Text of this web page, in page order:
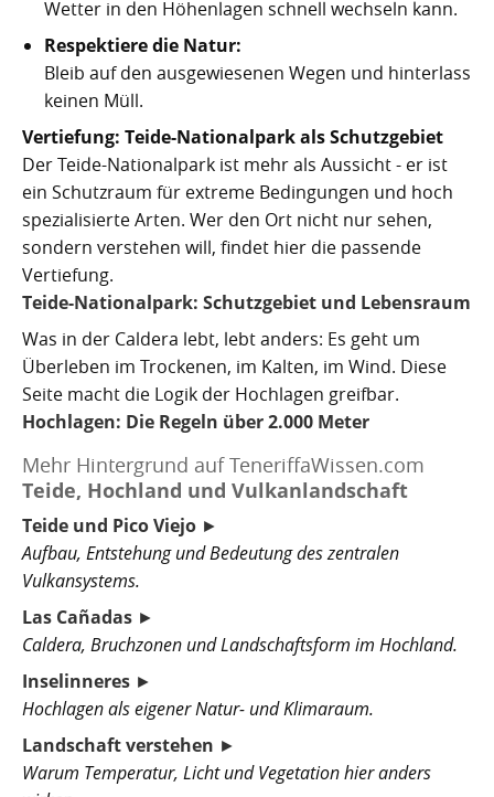
Wetter in den Höhenlagen schnell wechseln kann.
Respektiere die Natur:
Bleib auf den ausgewiesenen Wegen und hinterlass
keinen Müll.
Vertiefung: Teide-Nationalpark als Schutzgebiet
Der Teide-Nationalpark ist mehr als Aussicht - er ist
ein Schutzraum für extreme Bedingungen und hoch
spezialisierte Arten. Wer den Ort nicht nur sehen,
sondern verstehen will, findet hier die passende
Vertiefung.
Teide-Nationalpark: Schutzgebiet und Lebensraum
Was in der Caldera lebt, lebt anders: Es geht um
Überleben im Trockenen, im Kalten, im Wind. Diese
Seite macht die Logik der Hochlagen greifbar.
Hochlagen: Die Regeln über 2.000 Meter
Mehr Hintergrund auf TeneriffaWissen.com
Teide, Hochland und Vulkanlandschaft
Teide und Pico Viejo ►
Aufbau, Entstehung und Bedeutung des zentralen
Vulkansystems.
Las Cañadas ►
Caldera, Bruchzonen und Landschaftsform im Hochland.
Inselinneres ►
Hochlagen als eigener Natur- und Klimaraum.
Landschaft verstehen ►
Warum Temperatur, Licht und Vegetation hier anders